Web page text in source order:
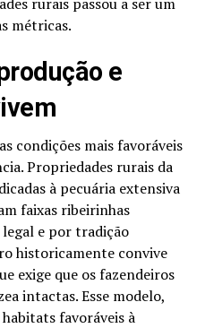
métricas.
e
condições mais favoráveis
Propriedades rurais da
à pecuária extensiva
faixas ribeirinhas
e por tradição
historicamente convive
exige que os fazendeiros
intactas. Esse modelo,
favoráveis à